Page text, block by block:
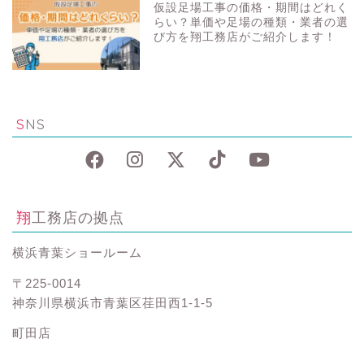
仮設足場工事の価格・期間はどれく
らい？単価や足場の種類・業者の選
び方を翔工務店がご紹介します！
SNS
翔工務店の拠点
横浜青葉ショールーム
〒225-0014
神奈川県横浜市青葉区荏田西1-1-5
町田店